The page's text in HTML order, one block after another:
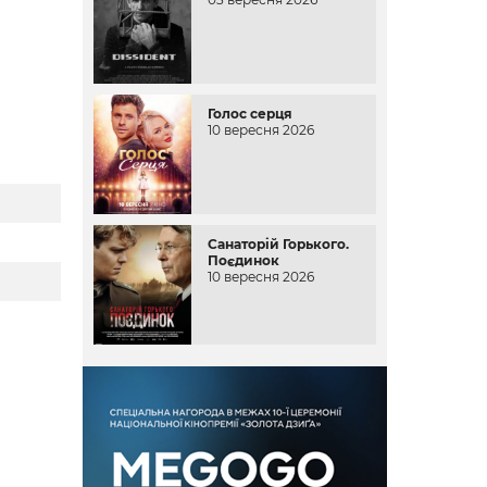
Голос серця
10 вересня 2026
Санаторій Горького.
Поєдинок
10 вересня 2026